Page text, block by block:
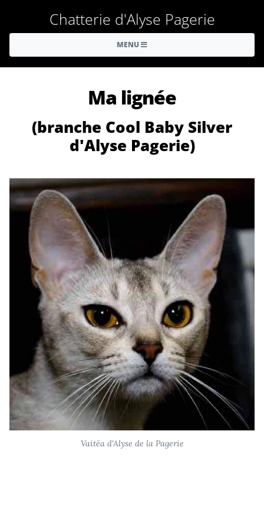
Chatterie d'Alyse Pagerie
MENU
Ma lignée
(branche Cool Baby Silver
d'Alyse Pagerie)
Vaitëa d'Alyse de la Pagerie